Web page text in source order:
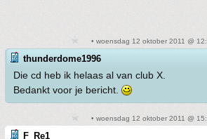
• woensdag 12 oktober 2011 @
thunderdome1996
Die cd heb ik helaas al van club X.
Bedankt voor je bericht.
• woensdag 12 oktober 2011 @
F_Re1